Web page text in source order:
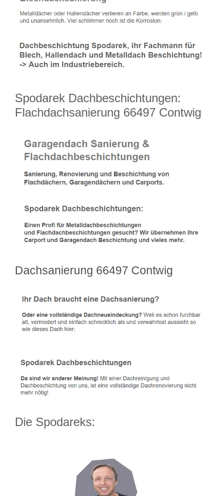
Spodarek Dachbeschichtungen:
Flachdachsanierung 66497 Contwig
Dachsanierung 66497 Contwig
Die Spodareks: